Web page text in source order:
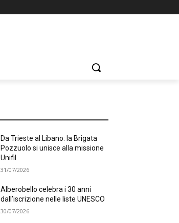
Da Trieste al Libano: la Brigata
Pozzuolo si unisce alla missione
Unifil
31/07/2026
Alberobello celebra i 30 anni
dall’iscrizione nelle liste UNESCO
30/07/2026